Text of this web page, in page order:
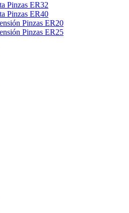
Pinzas ER32
Pinzas ER40
Pinzas ER20
Pinzas ER25